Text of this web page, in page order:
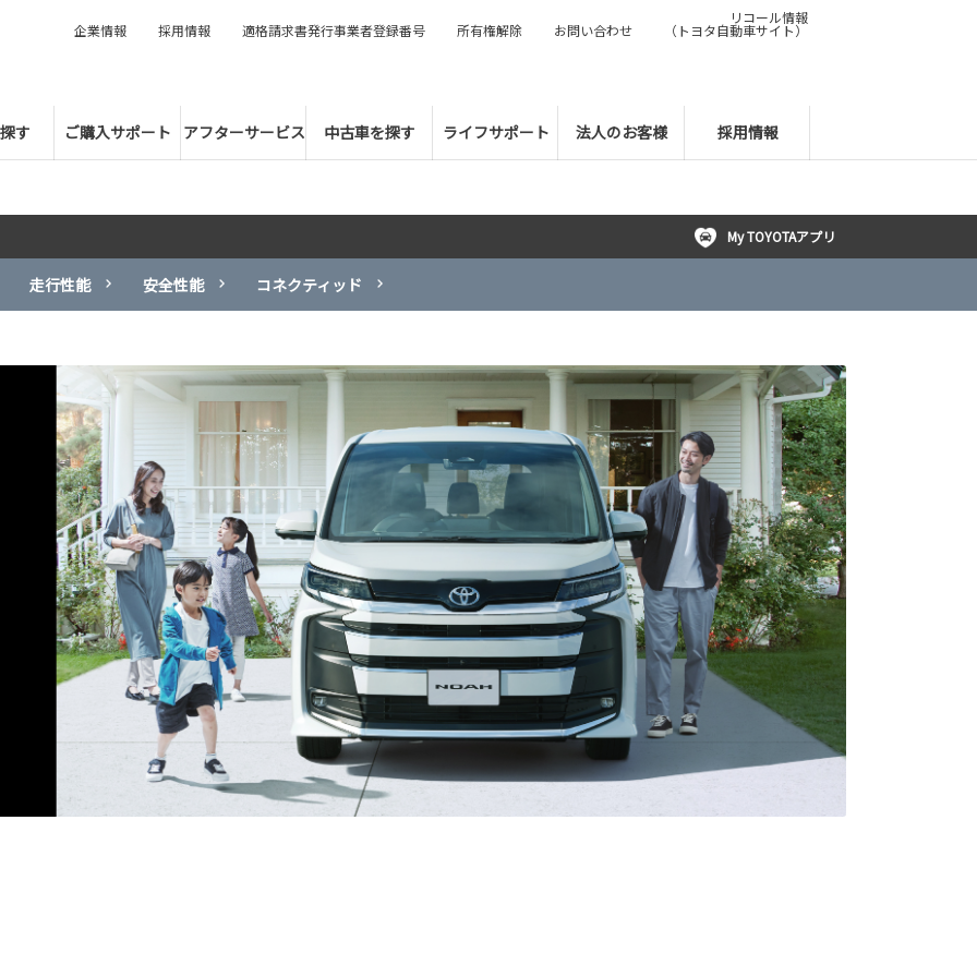
す ご購入サポート アフターサービス 中古車を探す ライフサポート 法人のお客様 採用情報
企業情報 採用情報 適格請求書発行事業者登録番号 所有権解除 お問い合わせ
リコール情報
（トヨタ自動車サイト）
My TOYOTAアプリ
走行性能 安全性能 コネクティッド